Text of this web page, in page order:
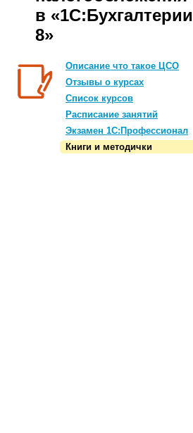
в «1С:Бухгалтерии
8»
Описание что такое ЦСО
Отзывы о курсах
Список курсов
Расписание занятий
Экзамен 1С:Профессионал
Книги и методички